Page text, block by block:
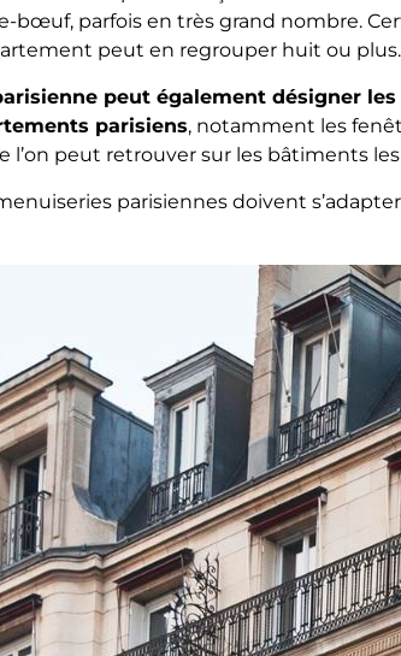
bœuf, parfois en très grand nombre.
peut en regrouper huit ou plus.
peut également désigner
parisiens, notamment les
l’on peut retrouver sur les bâtiments
parisiennes doivent